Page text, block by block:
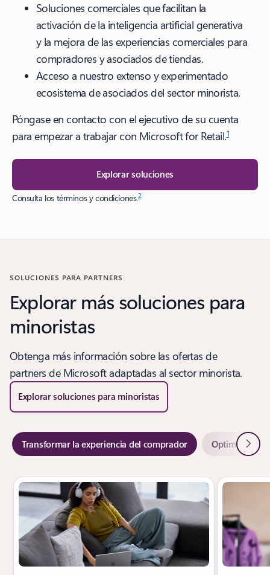
Soluciones comerciales que facilitan la
activación de la inteligencia artificial generativa
y la mejora de las experiencias comerciales para
compradores y asociados de tiendas.
Acceso a nuestro extenso y experimentado
ecosistema de asociados del sector minorista.
Póngase en contacto con el ejecutivo de su cuenta
para empezar a trabajar con Microsoft for Retail.1
Explorar soluciones
Consulta los términos y condiciones.2
SOLUCIONES PARA PARTNERS
Explorar más soluciones para
minoristas
Obtenga más información sobre las ofertas de
partners de Microsoft adaptadas al sector minorista.
Explorar soluciones para minoristas
Transformar la experiencia del comprador Optimizar las